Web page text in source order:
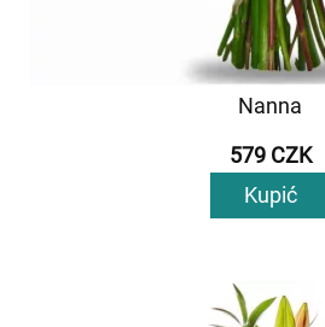
Nanna
579 CZK
Kupić